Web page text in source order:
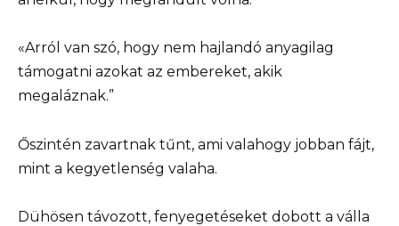
«Arról van szó, hogy nem hajlandó anyagilag
támogatni azokat az embereket, akik
megaláznak.”
Őszintén zavartnak tűnt, ami valahogy jobban fájt,
mint a kegyetlenség valaha.
Dühösen távozott, fenyegetéseket dobott a válla